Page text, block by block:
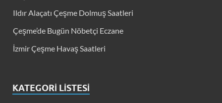
Ildır Alaçatı Çeşme Dolmuş Saatleri
Çeşme’de Bugün Nöbetçi Eczane
İzmir Çeşme Havaş Saatleri
KATEGORI LISTESI